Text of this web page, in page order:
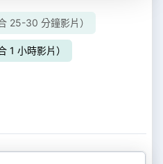
25-30 分鐘影片）
1 小時影片）